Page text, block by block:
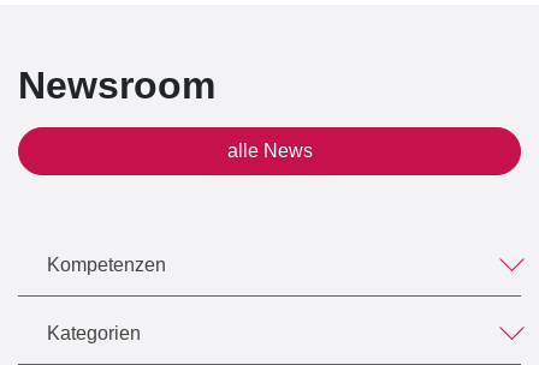
Newsroom
alle News
Kompetenzen
Kategorien